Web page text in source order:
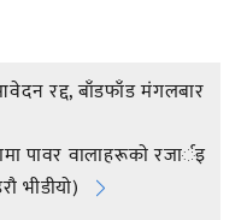
रद्द, बाँडफाँड मंगलबार
पावर वालाहरूकाे रजार्इ
भीडीयाे)